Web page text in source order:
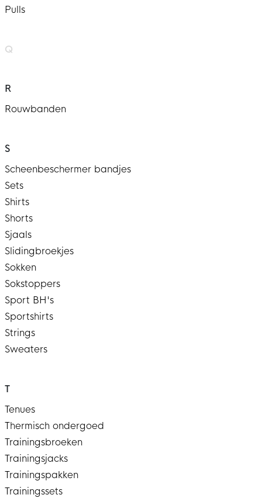
Pulls
Q
R
Rouwbanden
S
Scheenbeschermer bandjes
Sets
Shirts
Shorts
Sjaals
Slidingbroekjes
Sokken
Sokstoppers
Sport BH's
Sportshirts
Strings
Sweaters
T
Tenues
Thermisch ondergoed
Trainingsbroeken
Trainingsjacks
Trainingspakken
Trainingssets